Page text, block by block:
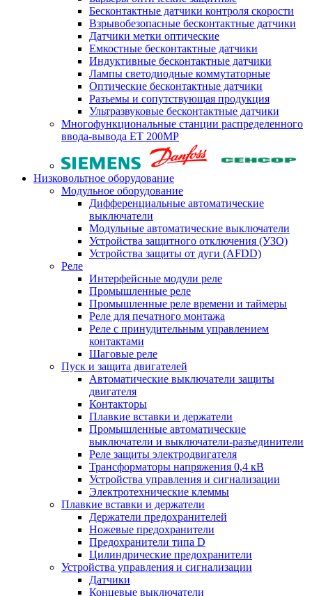
Бесконтактные датчики контроля скорости
Взрывобезопасные бесконтактные датчики
Датчики метки оптические
Емкостные бесконтактные датчики
Индуктивные бесконтактные датчики
Лампы светодиодные коммутаторные
Оптические бесконтактные датчики
Разъемы и сопутствующая продукция
Ультразвуковые бесконтактные датчики
Многофункциональные станции распределенного
ввода-вывода ET 200MP
Низковольтное оборудование
Модульное оборудование
Дифференциальные автоматические
выключатели
Модульные автоматические выключатели
Устройства защитного отключения (УЗО)
Устройства защиты от дуги (AFDD)
Реле
Интерфейсные модули реле
Промышленные реле
Промышленные реле времени и таймеры
Реле для печатного монтажа
Реле с принудительным управлением
контактами
Шаговые реле
Пуск и защита двигателей
Автоматические выключатели защиты
двигателя
Контакторы
Плавкие вставки и держатели
Промышленные автоматические
выключатели и выключатели-разъединители
Реле защиты электродвигателя
Трансформаторы напряжения 0,4 кВ
Устройства управления и сигнализации
Электротехнические клеммы
Плавкие вставки и держатели
Держатели предохранителей
Ножевые предохранители
Предохранители типа D
Цилиндрические предохранители
Устройства управления и сигнализации
Датчики
Концевые выключатели